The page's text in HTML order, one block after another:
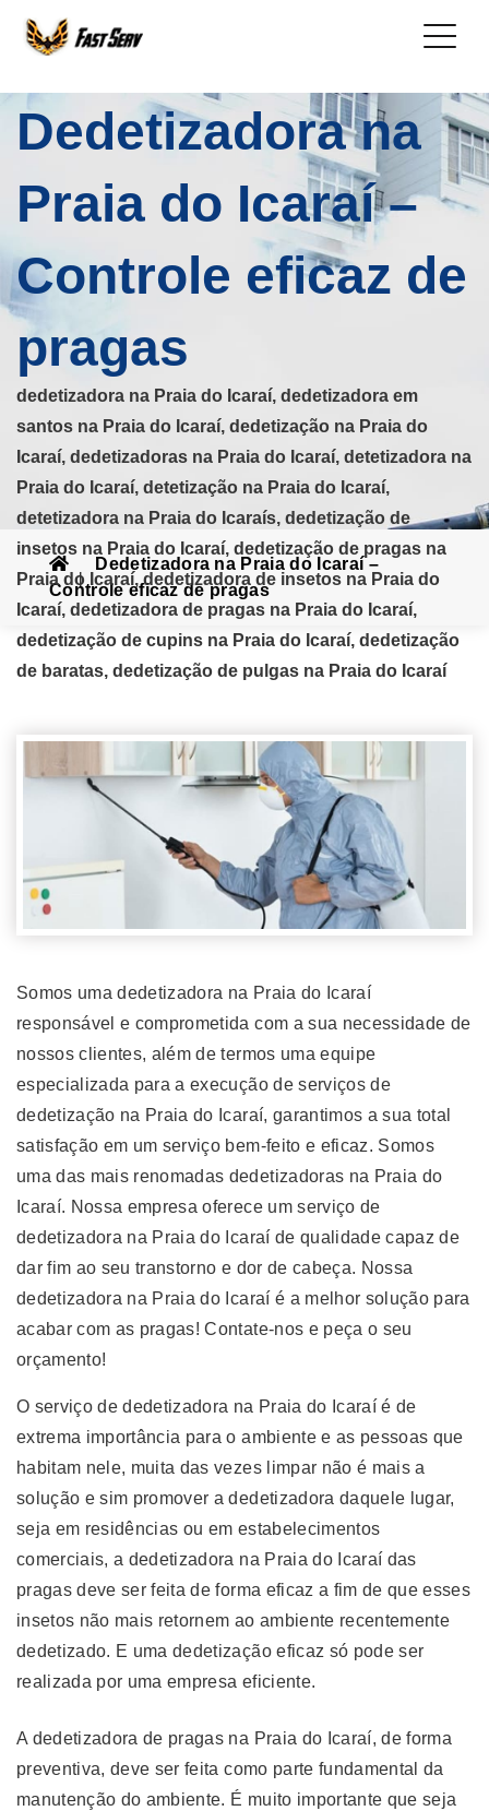
Dedetizadora na
Praia do Icaraí –
Controle eficaz de
pragas
dedetizadora na Praia do Icaraí, dedetizadora em
santos na Praia do Icaraí, dedetização na Praia do
Icaraí, dedetizadoras na Praia do Icaraí, detetizadora na
Praia do Icaraí, detetização na Praia do Icaraí,
detetizadora na Praia do Icaraís, dedetização de
insetos na Praia do Icaraí, dedetização de pragas na
Praia do Icaraí, dedetizadora de insetos na Praia do
Icaraí, dedetizadora de pragas na Praia do Icaraí,
dedetização de cupins na Praia do Icaraí, dedetização
de baratas, dedetização de pulgas na Praia do Icaraí
Dedetizadora na Praia do Icaraí –
Controle eficaz de pragas
Somos uma dedetizadora na Praia do Icaraí
responsável e comprometida com a sua necessidade de
nossos clientes, além de termos uma equipe
especializada para a execução de serviços de
dedetização na Praia do Icaraí, garantimos a sua total
satisfação em um serviço bem-feito e eficaz. Somos
uma das mais renomadas dedetizadoras na Praia do
Icaraí. Nossa empresa oferece um serviço de
dedetizadora na Praia do Icaraí de qualidade capaz de
dar fim ao seu transtorno e dor de cabeça. Nossa
dedetizadora na Praia do Icaraí é a melhor solução para
acabar com as pragas! Contate-nos e peça o seu
orçamento!
O serviço de dedetizadora na Praia do Icaraí é de
extrema importância para o ambiente e as pessoas que
habitam nele, muita das vezes limpar não é mais a
solução e sim promover a dedetizadora daquele lugar,
seja em residências ou em estabelecimentos
comerciais, a dedetizadora na Praia do Icaraí das
pragas deve ser feita de forma eficaz a fim de que esses
insetos não mais retornem ao ambiente recentemente
dedetizado. E uma dedetização eficaz só pode ser
realizada por uma empresa eficiente.
A dedetizadora de pragas na Praia do Icaraí, de forma
preventiva, deve ser feita como parte fundamental da
manutenção do ambiente. É muito importante que seja